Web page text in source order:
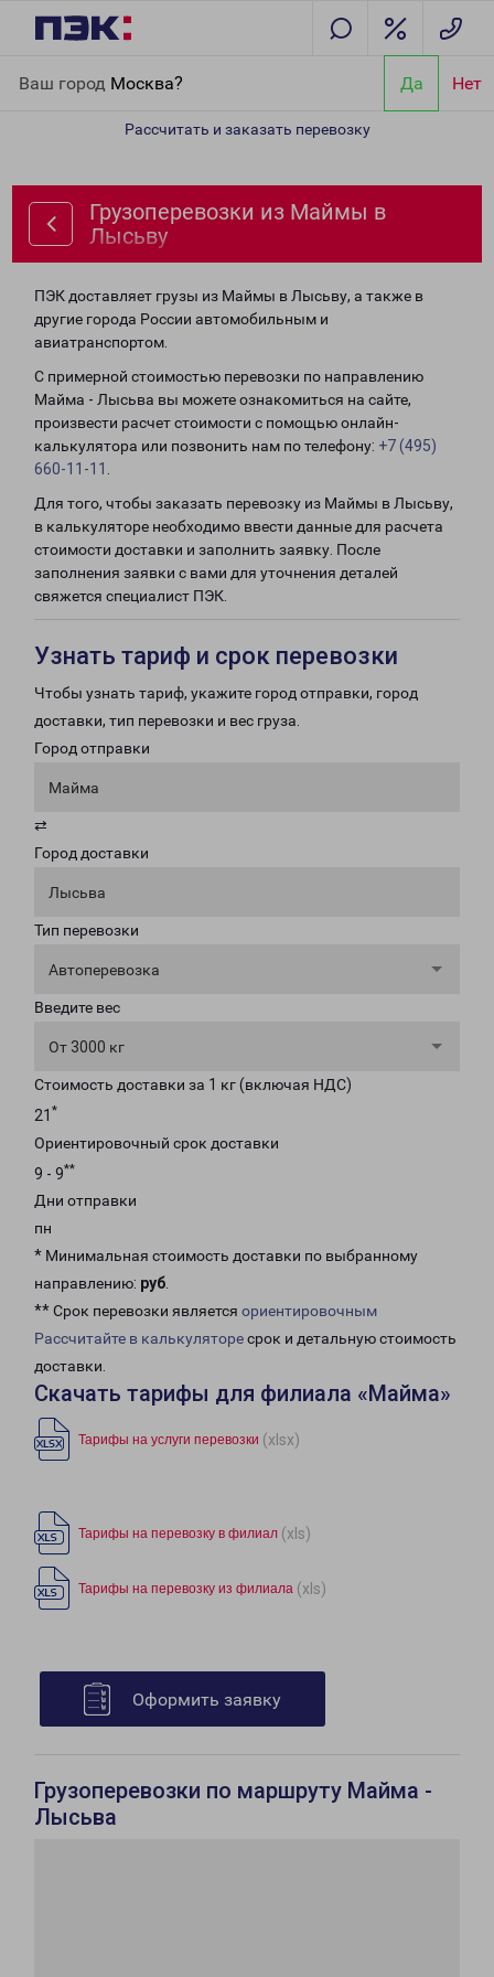
Ваш город Москва? Да Нет
Рассчитать и заказать перевозку
Грузоперевозки из Маймы в
Лысьву
ПЭК доставляет грузы из Маймы в Лысьву, а также в
другие города России автомобильным и
авиатранспортом.
С примерной стоимостью перевозки по направлению
Майма - Лысьва вы можете ознакомиться на сайте,
произвести расчет стоимости с помощью онлайн-
калькулятора или позвонить нам по телефону: +7 (495)
660-11-11
Для того, чтобы заказать перевозку из Маймы в Лысьву,
в калькуляторе необходимо ввести данные для расчета
стоимости доставки и заполнить заявку. После
заполнения заявки с вами для уточнения деталей
свяжется специалист ПЭК.
Узнать тариф и срок перевозки
Чтобы узнать тариф, укажите город отправки, город
доставки, тип перевозки и вес груза.
Город отправки
Майма
⇄
Город доставки
Лысьва
Тип перевозки
Автоперевозка
Введите вес
От 3000 кг
Стоимость доставки за 1 кг (включая НДС)
21 *
Ориентировочный срок доставки
9 - 9**
Дни отправки
пн
* Минимальная стоимость доставки по выбранному
направлению: руб.
** Срок перевозки является ориентировочным
Рассчитайте в калькуляторесрок и детальную стоимость
доставки.
Скачать тарифы для филиала «Майма»
Тарифы на услуги перевозки (xlsx)
Тарифы на перевозку в филиал (xls)
Тарифы на перевозку из филиала (xls)
Оформить заявку
Грузоперевозки по маршруту Майма -
Лысьва